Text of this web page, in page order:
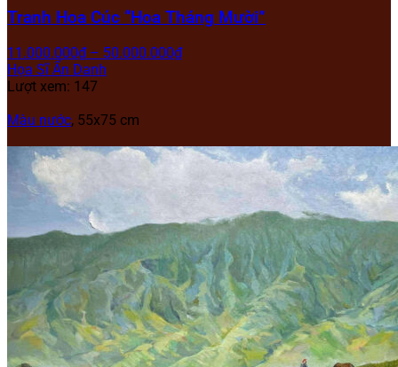
Tranh Hoa Cúc “Hoa Tháng Mười”
11.000.000₫ – 50.000.000₫
Họa Sĩ Ẩn Danh
Lượt xem: 147
Màu nước, 55x75 cm